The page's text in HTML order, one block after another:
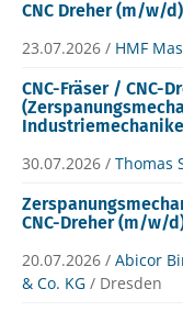
CNC Dreher (m/w/d)
23.07.2026 / HMF
CNC-Fräser / CNC-
30.07.2026 / Thomas
CNC-Dreher (m/w/
20.07.2026 / Abicor
& Co. KG / Dresden